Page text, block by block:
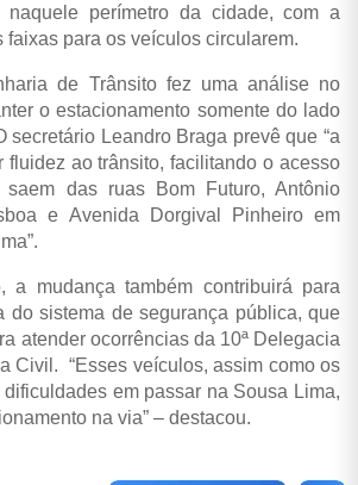
naquele perímetro da cidade, com a
faixas para os veículos circularem.
de Trânsito fez uma análise no
o estacionamento somente do lado
secretário Leandro Braga prevê que “a
fluidez ao trânsito, facilitando o acesso
das ruas Bom Futuro, Antônio
e Avenida Dorgival Pinheiro em
a mudança também contribuirá para
do sistema de segurança pública, que
atender ocorrências da 10ª Delegacia
Civil. “Esses veículos, assim como os
em passar na Sousa Lima,
na via” – destacou.